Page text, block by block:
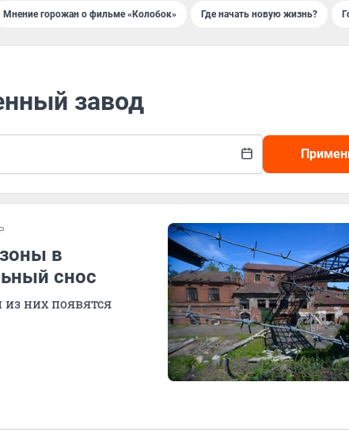
Мнение горожан о фильме «Колобок» Где начать новую жизнь?
завод
в
снос
них появятся